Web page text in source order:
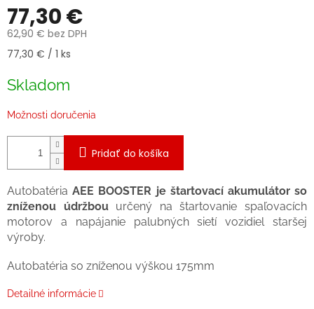
77,30 €
62,90 € bez DPH
Jednotková
77,30 € / 1 ks
Skladom
Možnosti doručenia
Pridať do košíka
AutobatériaAEE BOOSTER je štartovací akumulátor so
zníženou údržbouurčený na štartovanie spaľovacích
motorov a napájanie palubných sietí vozidiel staršej
výroby.
Autobatéria so zníženou výškou 175mm
Detailné informácie